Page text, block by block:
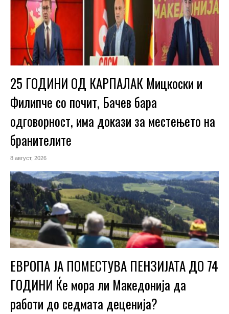
25 ГОДИНИ ОД КАРПАЛАК Мицкоски и
Филипче со почит, Бачев бара
одговорност, има докази за местењето на
бранителите
8 август, 2026
ЕВРОПА ЈА ПОМЕСТУВА ПЕНЗИЈАТА ДО 74
ГОДИНИ Ќе мора ли Македонија да
работи до седмата деценија?